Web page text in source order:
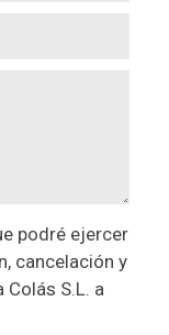
podré ejercer
cancelación y
S.L. a